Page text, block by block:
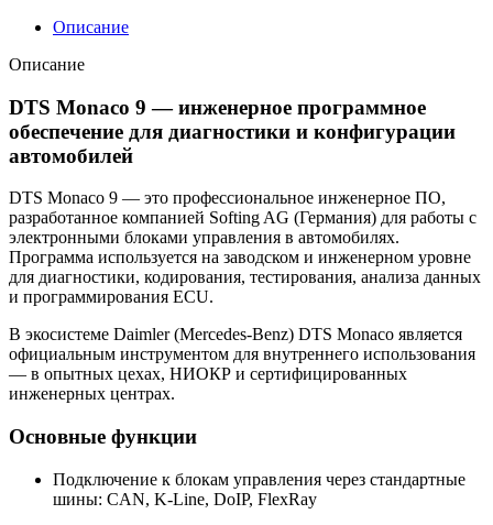
Описание
Описание
DTS Monaco 9 — инженерное программное
обеспечение для диагностики и конфигурации
автомобилей
DTS Monaco 9 — это профессиональное инженерное ПО,
разработанное компанией Softing AG (Германия) для работы с
электронными блоками управления в автомобилях.
Программа используется на заводском и инженерном уровне
для диагностики, кодирования, тестирования, анализа данных
и программирования ECU.
В экосистеме Daimler (Mercedes-Benz) DTS Monaco является
официальным инструментом для внутреннего использования
— в опытных цехах, НИОКР и сертифицированных
инженерных центрах.
Основные функции
Подключение к блокам управления через стандартные
шины: CAN, K-Line, DoIP, FlexRay